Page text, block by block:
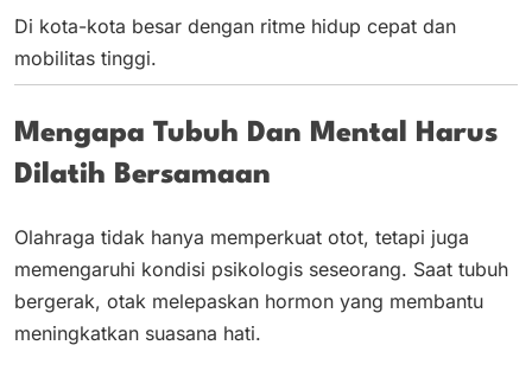
Di kota-kota besar dengan ritme hidup cepat dan
mobilitas tinggi.
Mengapa Tubuh Dan Mental Harus
Dilatih Bersamaan
Olahraga tidak hanya memperkuat otot, tetapi juga
memengaruhi kondisi psikologis seseorang. Saat tubuh
bergerak, otak melepaskan hormon yang membantu
meningkatkan suasana hati.